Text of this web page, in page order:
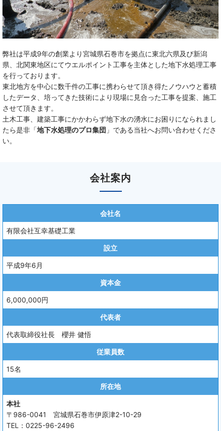
弊社は平成9年の創業より宮城県石巻市を拠点に東北六県及び新潟
県、北関東地区にてウエルポイント工事を主体とした地下水処理工事
を行っております。
東北地方を中心に数千件の工事に携わらせて頂き得たノウハウと蓄積
したデータ、培ってきた技術により現場に見合った工事を提案、施工
させて頂きます。
土木工事、建築工事にかかわらず地下水の湧水にお困りになられまし
たら是非「地下水処理のプロ集団 」である当社へお問い合わせくださ
い。
会社案内
会社名
有限会社互幸基礎工業
設立
平成9年6月
資本金
6,000,000円
代表者
代表取締役社長 櫻井 健悟
従業員数
15名
所在地
本社
〒986-0041 宮城県石巻市伊原津2-10-29
TEL： 0225-96-2496